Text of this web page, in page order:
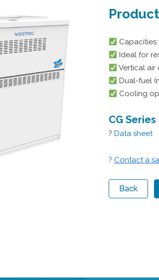
Ideal for
Vertical
Dual-fuel
Cooling
CG Series
? Data sheet
? Contact a
Back